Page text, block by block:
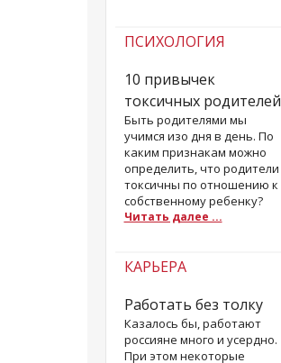
ПСИХОЛОГИЯ
10 привычек
токсичных родителей
Быть родителями мы
учимся изо дня в день. По
каким признакам можно
определить, что родители
токсичны по отношению к
собственному ребенку?
Читать далее ...
КАРЬЕРА
Работать без толку
Казалось бы, работают
россияне много и усердно.
При этом некоторые